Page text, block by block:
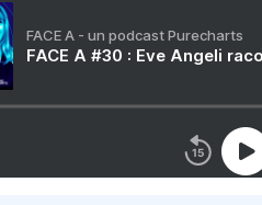
FACE A - un podcast Purecharts
FACE A #30 : Eve Angeli